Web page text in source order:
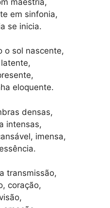
em sinfonia,
se inicia.
o sol nascente,
eloquente.
densas,
intensas,
imensa,
transmissão,
coração,